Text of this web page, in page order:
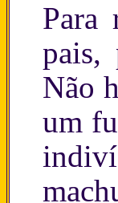
Para
pais,
Não
um